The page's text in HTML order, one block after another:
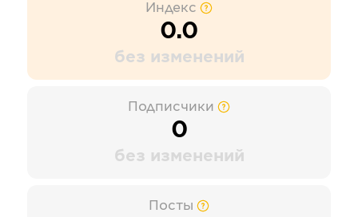
Индекс
0.0
без изменений
Подписчики
0
без изменений
Посты